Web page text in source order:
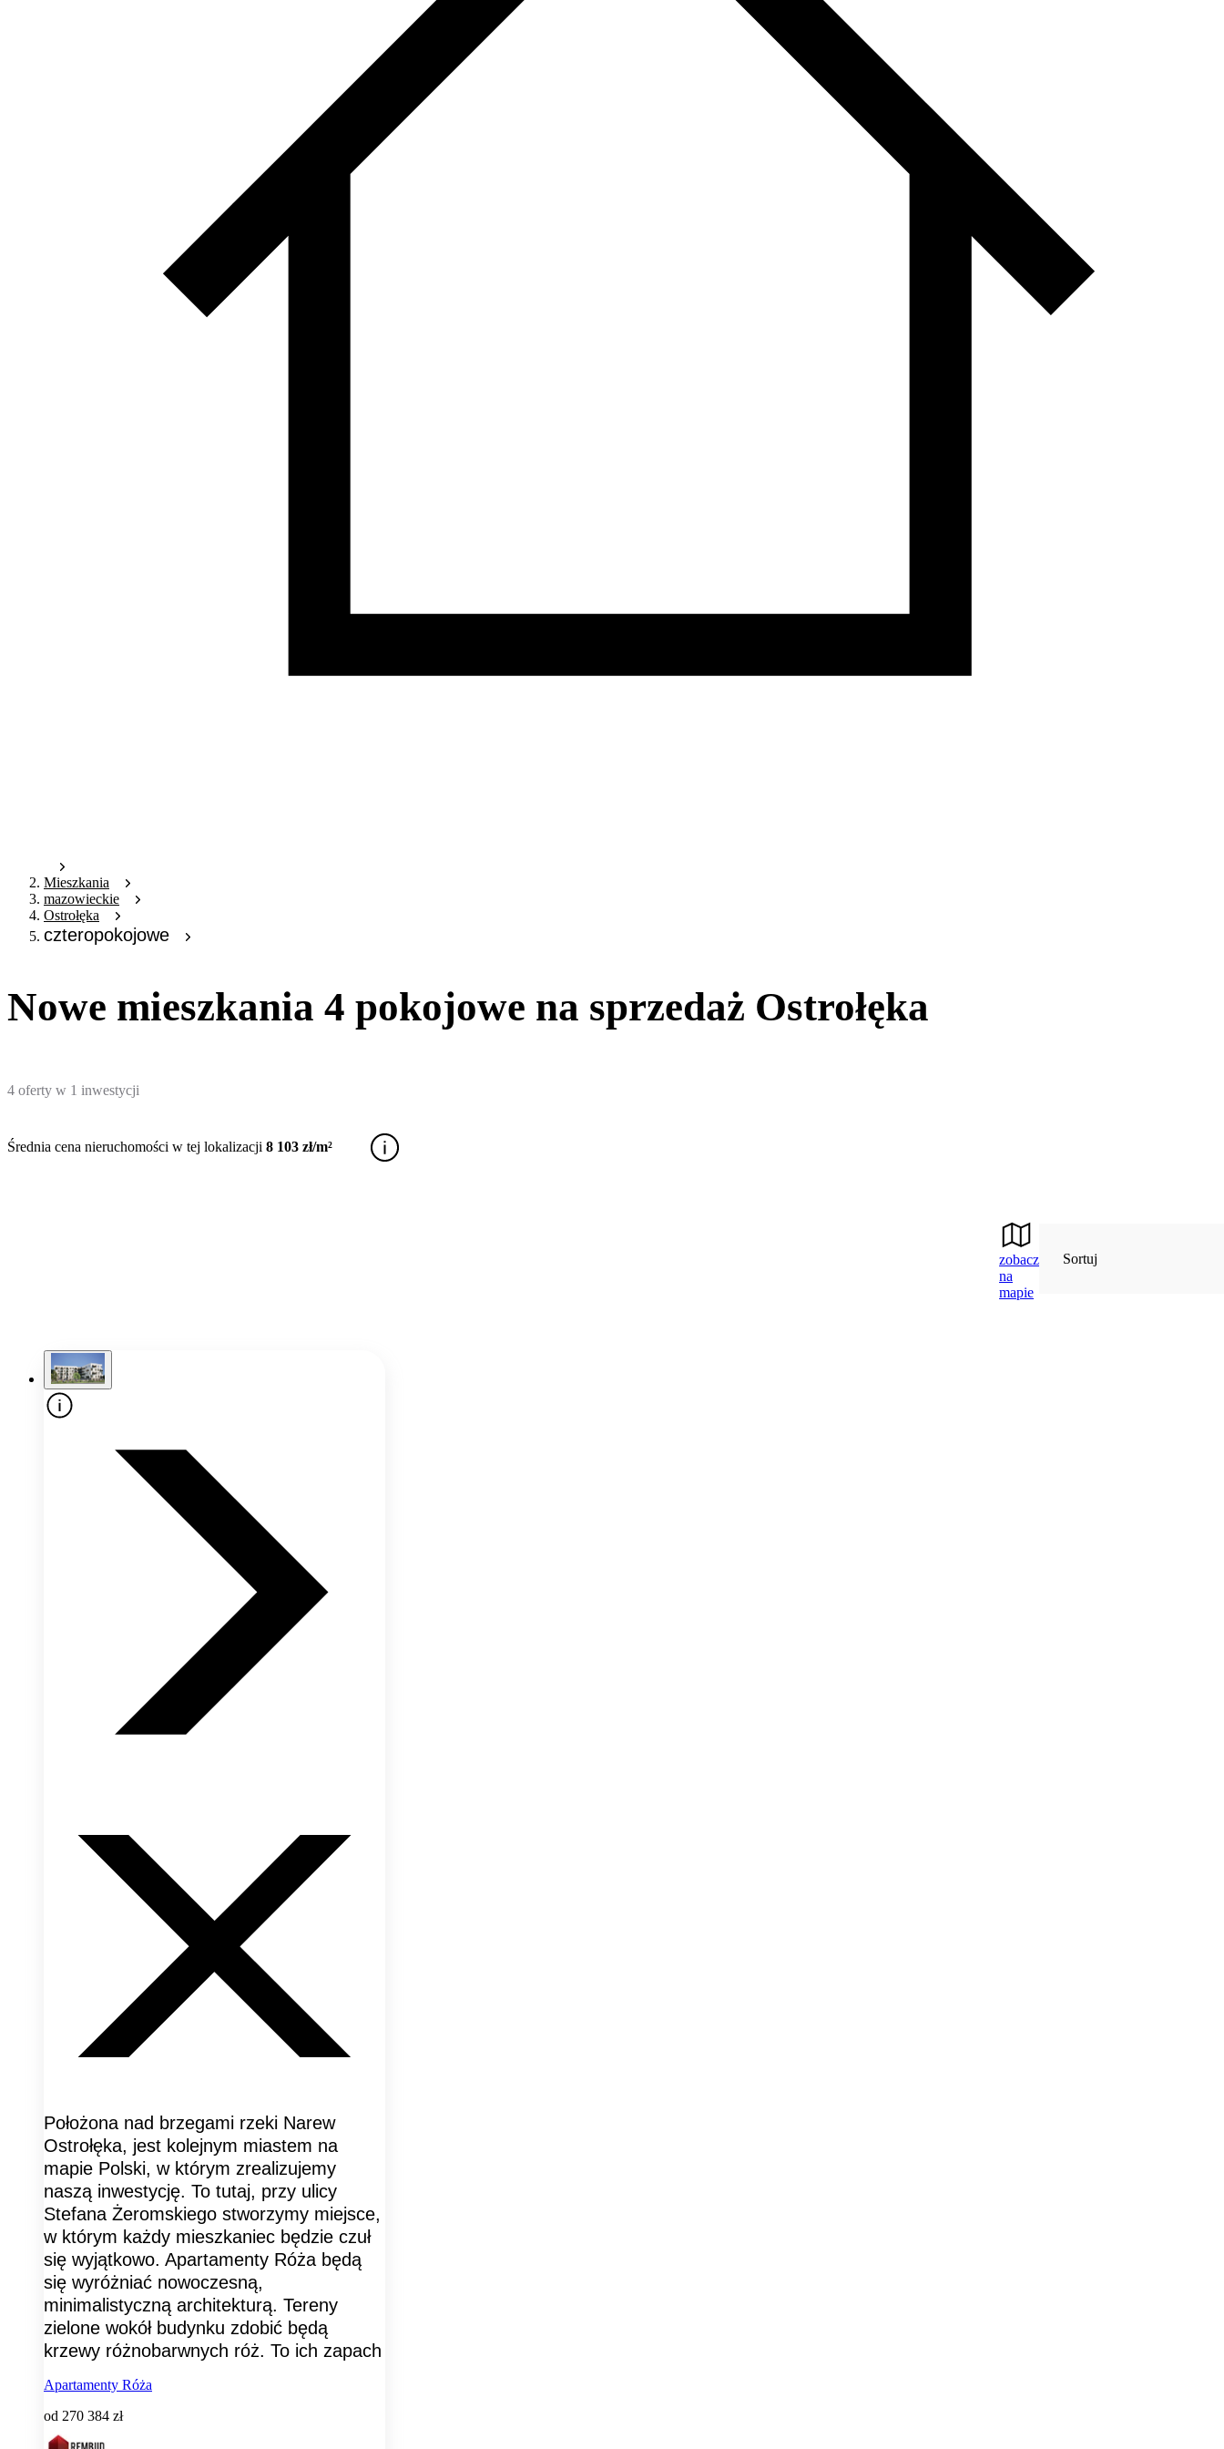
Mieszkania
mazowieckie
Ostrołęka
czteropokojowe
Nowe mieszkania 4 pokojowe na sprzedaż Ostrołęka
4 oferty w 1 inwestycji
Średnia cena nieruchomości w tej lokalizacji 8 103 zł/m²
zobacz
na
mapie
Sortuj
Położona nad brzegami rzeki Narew
Ostrołęka, jest kolejnym miastem na
mapie Polski, w którym zrealizujemy
naszą inwestycję. To tutaj, przy ulicy
Stefana Żeromskiego stworzymy miejsce,
w którym każdy mieszkaniec będzie czuł
się wyjątkowo. Apartamenty Róża będą
się wyróżniać nowoczesną,
minimalistyczną architekturą. Tereny
zielone wokół budynku zdobić będą
krzewy różnobarwnych róż. To ich zapach
Apartamenty Róża
od 270 384 zł